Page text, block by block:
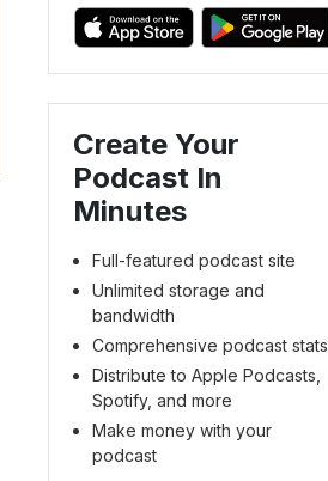
Create Your
Podcast In
Minutes
Full-featured podcast site
Unlimited storage and
bandwidth
Comprehensive podcast stats
Distribute to Apple Podcasts,
Spotify, and more
Make money with your
podcast